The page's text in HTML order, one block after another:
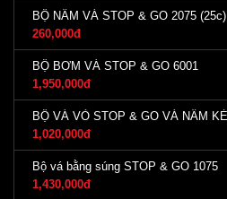
BỘ NẤM VÁ STOP & GO 2075 (25c)
260,000đ
BỘ BƠM VÁ STOP & GO 6001
1,950,000đ
BỘ VÁ VỎ STOP & GO VÁ NẤM
1,020,000đ
Bộ vá bằng súng STOP & GO 1075
1,430,000đ